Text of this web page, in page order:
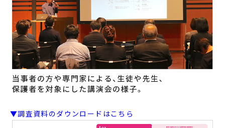
▼調査資料のダウンロードはこちら